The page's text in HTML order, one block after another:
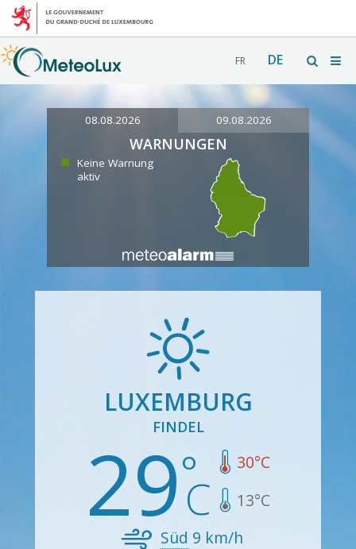
FR DE
08.08.2026 09.08.2026
WARNUNGEN
Keine Warnung
aktiv
LUXEMBURG
FINDEL
29 30°C
13°C
Süd 9 km/h